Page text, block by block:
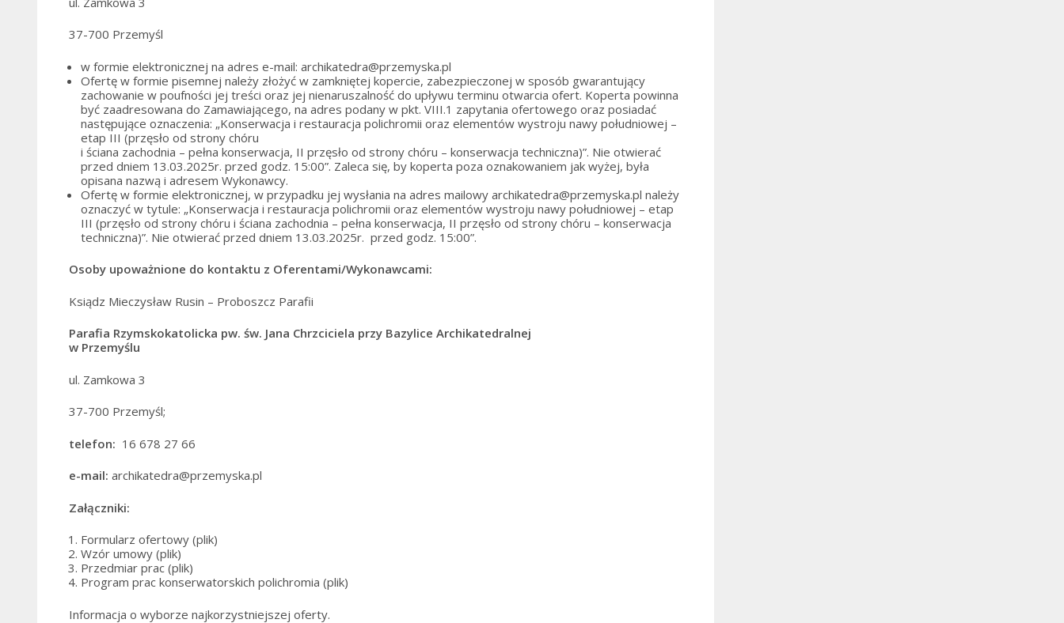
37-700 Przemyśl
w formie elektronicznej na adres e-mail: archikatedra@przemyska.pl
Ofertę w formie pisemnej należy złożyć w zamkniętej kopercie, zabezpieczonej w sposób gwarantujący
zachowanie w poufności jej treści oraz jej nienaruszalność do upływu terminu otwarcia ofert. Koperta powinna
być zaadresowana do Zamawiającego, na adres podany w pkt. VIII.1 zapytania ofertowego oraz posiadać
następujące oznaczenia: „Konserwacja i restauracja polichromii oraz elementów wystroju nawy południowej –
etap III (przęsło od strony chóru
i ściana zachodnia – pełna konserwacja, II przęsło od strony chóru – konserwacja techniczna)”. Nie otwierać
przed dniem 13.03.2025r. przed godz. 15:00”. Zaleca się, by koperta poza oznakowaniem jak wyżej, była
opisana nazwą i adresem Wykonawcy.
Ofertę w formie elektronicznej, w przypadku jej wysłania na adres mailowy archikatedra@przemyska.pl należy
oznaczyć w tytule: „Konserwacja i restauracja polichromii oraz elementów wystroju nawy południowej – etap
III (przęsło od strony chóru i ściana zachodnia – pełna konserwacja, II przęsło od strony chóru – konserwacja
techniczna)”. Nie otwierać przed dniem 13.03.2025r. przed godz. 15:00”.
Osoby upoważnione do kontaktu z Oferentami/Wykonawcami:
Ksiądz Mieczysław Rusin – Proboszcz Parafii
Parafia Rzymskokatolicka pw. św. Jana Chrzciciela przy Bazylice Archikatedralnej
w Przemyślu
ul. Zamkowa 3
37-700 Przemyśl;
telefon: 16 678 27 66
e-mail: archikatedra@przemyska.pl
Załączniki:
Formularz ofertowy (plik)
Wzór umowy (plik)
Przedmiar prac (plik)
Program prac konserwatorskich polichromia (plik)
Informacja o wyborze najkorzystniejszej oferty.